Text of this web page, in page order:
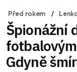
Před rokem
Špionážní
Gdyně